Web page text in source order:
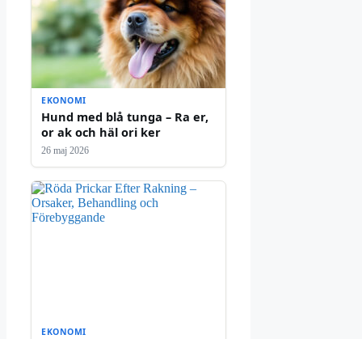
EKONOMI
Hund med blå tunga – Ra er,
or ak och häl ori ker
26 maj 2026
EKONOMI